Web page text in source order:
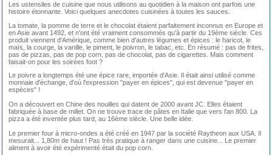
Les ustensiles de cuisine que nous utilisons au quotidien à la maison ont parfois une
histoire étonnante. Voici quelques anecdotes cuisinées à toutes les sauces.
La tomate, la pomme de terre et le chocolat étaient parfaitement inconnus en Europe et
en Asie avant 1492, et n'ont été vraiment consommés qu'à partir du 19ème siècle. Ces
produit viennent d'Amérique, comme bien d'autres légumes et épices : le haricot, le
maïs, la courge, la vanille, le piment, le poivron, le tabac, etc. En résumé : pas de frites,
pas de pizzas, pas de pop corn, pas de chocolat, pas de cigarettes. Mais comment
faisait-on pour les soirées foot ?
Le poivre a longtemps été une épice rare, importée d'Asie. Il était ainsi utilisé comme
monnaie d'échange, d'où l'expression "payer en épices", qui est devenue "payer en
espèces" !
On a découvert en Chine des nouilles qui datent de 2000 avant JC. Elles étaient
fabriquée à base de millet. On ne trouve trace de pâtes en Italie que vers l'an 800. La
pizza a été inventée plus tard, au 16ème siècle. Une belle idée.
Le premier four à micro-ondes a été créé en 1947 par la société Raytheon aux USA. Il
mesurait... 1,80m de haut ! Pas très pratique à ranger dans une cuisine... Le premier
aliment à avoir été expérimenté était du pop corn.